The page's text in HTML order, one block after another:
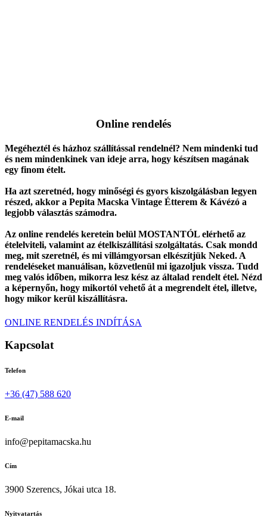
Online rendelés
Megéheztél és házhoz szállítással rendelnél? Nem mindenki tud
és nem mindenkinek van ideje arra, hogy készítsen magának
egy finom ételt.
Ha azt szeretnéd, hogy minőségi és gyors kiszolgálásban legyen
részed, akkor a Pepita Macska Vintage Étterem & Kávézó a
legjobb választás számodra.
Az online rendelés keretein belül MOSTANTÓL elérhető az
ételelviteli, valamint az ételkiszállítási szolgáltatás. Csak mondd
meg, mit szeretnél, és mi villámgyorsan elkészítjük Neked. A
rendeléseket manuálisan, közvetlenül mi igazoljuk vissza. Tudd
meg valós időben, mikorra lesz kész az általad rendelt étel. Nézd
a képernyőn, hogy mikortól vehető át a megrendelt étel, illetve,
hogy mikor kerül kiszállításra.
ONLINE RENDELÉS INDÍTÁSA
Kapcsolat
Telefon
+36 (47) 588 620
E-mail
info@pepitamacska.hu
Cím
3900 Szerencs, Jókai utca 18.
Nyitvatartás